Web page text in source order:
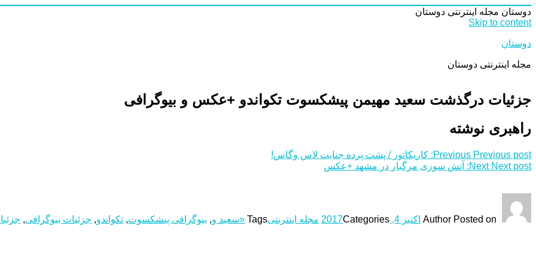
دوستان مجله اینترنتی دوستان
Skip to content
دوستان
مجله اینترنتی دوستان
جزئیات درگذشت سعید مهیمن پیشکسوت تکواندو +عکس و بیوگرافی
Author Posted on اکتبر 4, 2017 Categories مجله اینترنتیTags «سعید و, بیوگرافی پیشکسوت, تکواندو, جزئیات بیوگرافی,
راهبری نوشته
Previous Previous post:
کاریکاتور / پشت پرده جنایت لاس وگاس!
Next Next post: آتش سوزی مرگبار در مشهد +عکس